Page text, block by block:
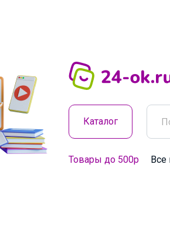
Каталог
Товары до 500р Все